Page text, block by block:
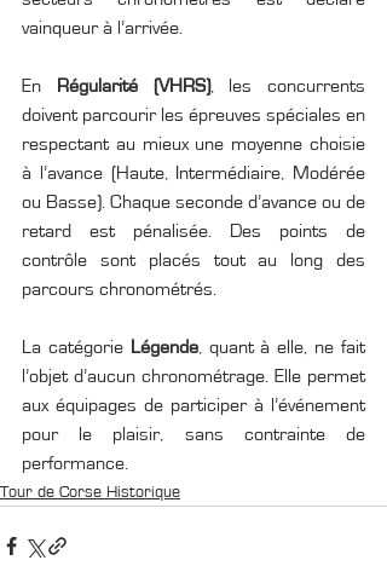
vainqueur à l’arrivée.
En Régularité (VHRS), les concurrents
doivent parcourir les épreuves spéciales en
respectant au mieux une moyenne choisie
à l’avance (Haute, Intermédiaire, Modérée
ou Basse). Chaque seconde d’avance ou de
retard est pénalisée. Des points de
contrôle sont placés tout au long des
parcours chronométrés.
La catégorie Légende, quant à elle, ne fait
l’objet d’aucun chronométrage. Elle permet
aux équipages de participer à l’événement
pour le plaisir, sans contrainte de
performance.
Tour de Corse Historique